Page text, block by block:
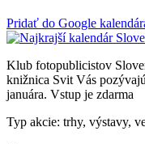
Pridať do Google
Klub fotopublicistov
knižnica Svit Vás
januára. Vstup je zdarma
Typ akcie: trhy, výstavy,